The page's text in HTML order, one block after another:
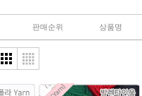
판매순위 상품명